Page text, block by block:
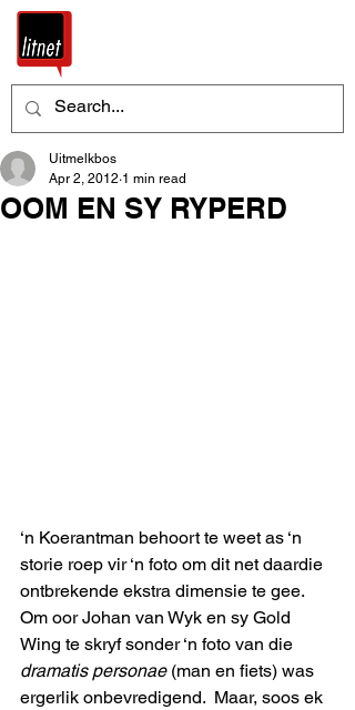
OOM EN SY RYPERD
Uitmelkbos
Apr 2, 2012 1 min read
‘n Koerantman behoort te weet as ‘n
storie roep vir ‘n foto om dit net daardie
ontbrekende ekstra dimensie te gee.
Om oor Johan van Wyk en sy Gold
Wing te skryf sonder ‘n foto van die
dramatis personae (man en fiets) was
ergerlik onbevredigend.  Maar, soos ek